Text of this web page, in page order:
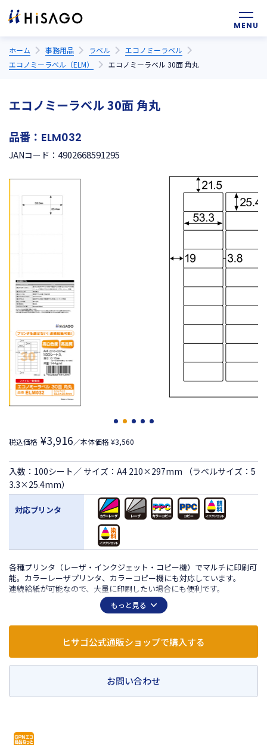
ホーム 事務用品 ラベル
エコノミーラベル
エコノミーラベル（ELM）
エコノミーラベル 30面 角丸
エコノミーラベル 30面 角丸
品番： ELM032
JANコード： 4902668591295
税込価格 ¥3,916／本体価格 ¥3,560
入数：100シート／ サイズ：A4 210×297mm （ラベルサイズ：5
3.3×25.4mm）
対応プリンタ
各種プリンタ（レーザ・インクジェット・コピー機）でマルチに印刷可
能。カラーレーザプリンタ、カラーコピー機にも対応しています。
連続給紙が可能なので、大量に印刷したい場合にも便利です。
もっと見る
ヒサゴ公式通販ショップで購入する
お問い合わせ